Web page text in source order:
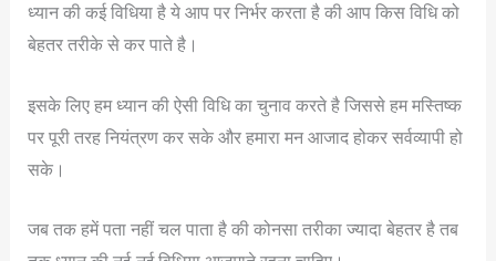
ध्यान की कई विधिया है ये आप पर निर्भर करता है की आप किस विधि को
बेहतर तरीके से कर पाते है।
इसके लिए हम ध्यान की ऐसी विधि का चुनाव करते है जिससे हम मस्तिष्क
पर पूरी तरह नियंत्रण कर सके और हमारा मन आजाद होकर सर्वव्यापी हो
सके।
जब तक हमें पता नहीं चल पाता है की कोनसा तरीका ज्यादा बेहतर है तब